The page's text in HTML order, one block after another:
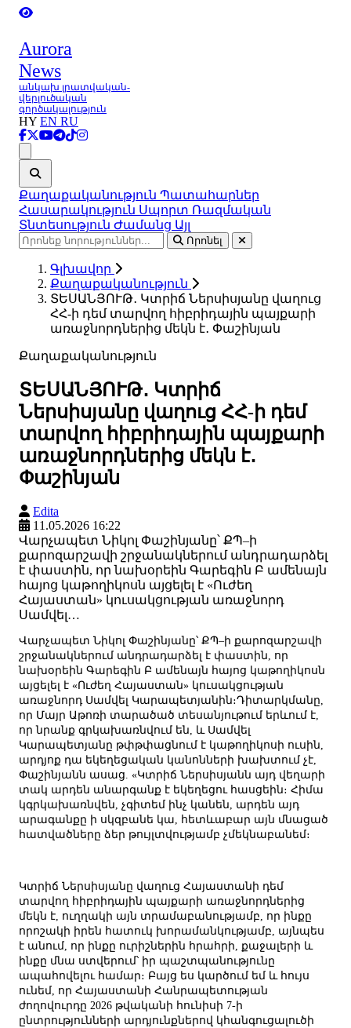
Aurora
News
անկախ լրատվական-
վերլուծական
գործակալություն
HY EN RU
Քաղաքականություն Պատահարներ
Հասարակություն Սպորտ Ռազմական
Տնտեսություն Ժամանց Այլ
Որոնել
Գլխավոր
Քաղաքականություն
ՏԵՍԱՆՅՈՒԹ․ Կտրիճ Ներսիսյանը վաղուց
ՀՀ-ի դեմ տարվող հիբրիդային պայքարի
առաջնորդներից մեկն է․ Փաշինյան
Քաղաքականություն
ՏԵՍԱՆՅՈՒԹ․ Կտրիճ
Ներսիսյանը վաղուց ՀՀ-ի դեմ
տարվող հիբրիդային պայքարի
առաջնորդներից մեկն է․
Փաշինյան
Edita
11.05.2026 16:22
Վարչապետ Նիկոլ Փաշինյանը՝ ՔՊ–ի
քարոզարշավի շրջանակներում անդրադարձել
է փաստին, որ նախօրեին Գարեգին Բ ամենայն
հայոց կաթողիկոսն այցելել է «Ուժեղ
Հայաստան» կուսակցության առաջնորդ
Սամվել…
Վարչապետ Նիկոլ Փաշինյանը՝ ՔՊ–ի քարոզարշավի
շրջանակներում անդրադարձել է փաստին, որ
նախօրեին Գարեգին Բ ամենայն հայոց կաթողիկոսն
այցելել է «Ուժեղ Հայաստան» կուսակցության
առաջնորդ Սամվել Կարապետյանին։Դիտարկմանը,
որ Մայր Աթոռի տարածած տեսանյութում երևում է,
որ նրանք գրկախառնվում են, և Սամվել
Կարապետյանը թփթփացնում է կաթողիկոսի ուսին,
արդյոք դա եկեղեցական կանոնների խախտում չէ,
Փաշինյանն ասաց. «Կտրիճ Ներսիսյանն այդ վեղարի
տակ արդեն անարգանք է եկեղեցու հասցեին։ Հիմա
կգրկախառնվեն, չգիտեմ ինչ կանեն, արդեն այդ
արագանքը ի սկզբանե կա, հետևաբար այն մնացած
հատվածները ձեր թույլտվությամբ չմեկնաբանեմ։
Կտրիճ Ներսիսյանը վաղուց Հայաստանի դեմ
տարվող հիբրիդային պայքարի առաջնորդներից
մեկն է, ուղղակի այն տրամաբանությամբ, որ ինքը
որոշակի իրեն հատուկ խորամանկությամբ, այնպես
է անում, որ ինքը ուրիշներին հրահրի, քաջալերի և
ինքը մնա ստվերում՝ իր պաշտպանությունը
ապահովելու համար։ Բայց ես կարծում եմ և հույս
ունեմ, որ Հայաստանի Հանրապետության
ժողովուրդը 2026 թվականի հունիսի 7-ի
ընտրությունների արդյունքներով կհանգուցալուծի